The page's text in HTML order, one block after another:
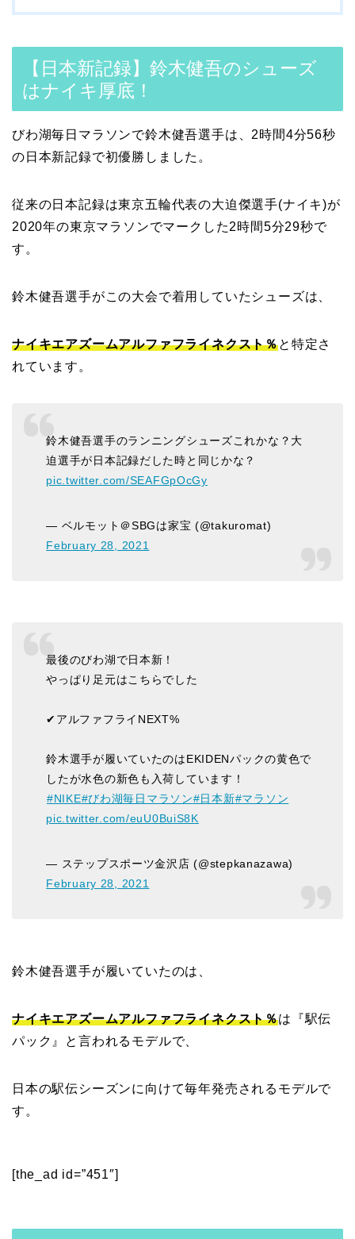
【日本新記録】鈴木健吾のシューズ
はナイキ厚底！
びわ湖毎日マラソンで鈴木健吾選手は、2時間4分56秒
の日本新記録で初優勝しました。
従来の日本記録は東京五輪代表の大迫傑選手(ナイキ)が
2020年の東京マラソンでマークした2時間5分29秒で
す。
鈴木健吾選手がこの大会で着用していたシューズは、
ナイキエアズームアルファフライネクスト％と特定さ
れています。
鈴木健吾選手のランニングシューズこれかな？大
迫選手が日本記録だした時と同じかな？
pic.twitter.com/SEAFGpOcGy
— ベルモット＠SBGは家宝 (@takuromat)
February 28, 2021
最後のびわ湖で日本新！
やっぱり足元はこちらでした
✔︎アルファフライNEXT%
鈴木選手が履いていたのはEKIDENパックの黄色で
したが水色の新色も入荷しています！
#NIKE#びわ湖毎日マラソン#日本新#マラソン
pic.twitter.com/euU0BuiS8K
— ステップスポーツ金沢店 (@stepkanazawa)
February 28, 2021
鈴木健吾選手が履いていたのは、
ナイキエアズームアルファフライネクスト％は『駅伝
パック』と言われるモデルで、
日本の駅伝シーズンに向けて毎年発売されるモデルで
す。
[the_ad id=”451″]